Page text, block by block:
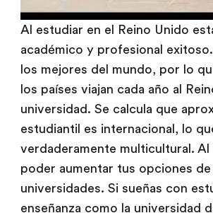
Al estudiar en el Reino Unido
académico y profesional
los mejores del mundo, por lo
los países viajan cada año al
universidad. Se calcula que
estudiantil es internacional, lo
verdaderamente multicultural.
poder aumentar tus opciones
universidades. Si sueñas con
enseñanza como la universidad